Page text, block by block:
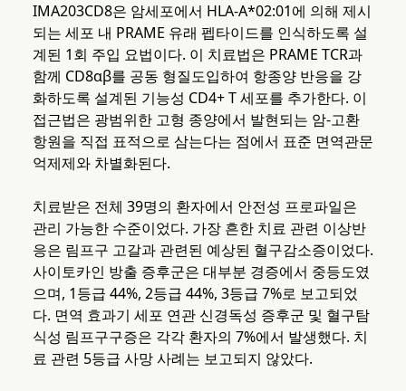
IMA203CD8은 암세포에서 HLA-A*02:01에 의해 제시
되는 세포 내 PRAME 유래 펩타이드를 인식하도록 설
계된 1회 주입 요법이다. 이 치료법은 PRAME TCR과
함께 CD8αβ를 공동 형질도입하여 항종양 반응을 강
화하도록 설계된 기능성 CD4+ T 세포를 추가한다. 이
접근법은 광범위한 고형 종양에서 발현되는 암-고환
항원을 직접 표적으로 삼는다는 점에서 표준 면역관문
억제제와 차별화된다.
치료받은 전체 39명의 환자에서 안전성 프로파일은
관리 가능한 수준이었다. 가장 흔한 치료 관련 이상반
응은 림프구 고갈과 관련된 예상된 혈구감소증이었다.
사이토카인 방출 증후군은 대부분 경증에서 중등도였
으며, 1등급 44%, 2등급 44%, 3등급 7%로 보고되었
다. 면역 효과기 세포 연관 신경독성 증후군 및 혈구탐
식성 림프구구증은 각각 환자의 7%에서 발생했다. 치
료 관련 5등급 사망 사례는 보고되지 않았다.